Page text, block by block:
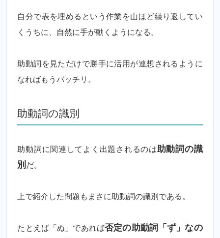
自分で表を埋めるという作業を山ほど繰り返してい
くうちに、自然に手が動くようになる。
助動詞を見ただけで勝手に活用が連想されるように
なればもうバッチリ。
助動詞の識別
助動詞に関連してよく出題されるのは助動詞の識
別 だ。
上で紹介した問題もまさに助動詞の識別である。
たとえば「ぬ」であれば否定の助動詞「ず」なの